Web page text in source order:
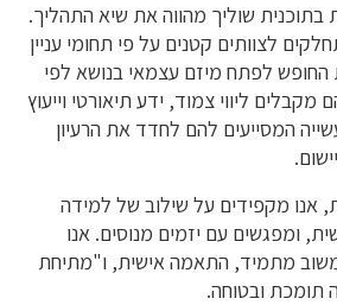
בתוכנית שוליך מהווה את שיא התהליך.
לצוותים קטנים על פי תחומי עניין
לפתח מיזם עצמאי בנושא לפי
ליווי צמוד, ידע תיאורטי וייעוץ
המסייעים להם לחדד את הרעיון
אנו מקפידים על שילוב של למידה
ומפגשים עם יזמים מנוסים. אנו
מתמיד, התאמה אישית, ו"מתיחת
תומכת ובטוחה.